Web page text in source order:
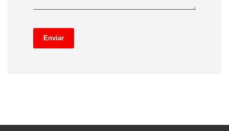
Enviar